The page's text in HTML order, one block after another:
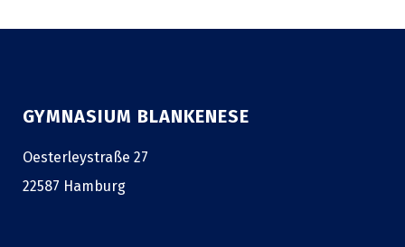
GYMNASIUM BLANKENESE
Oesterleystraße 27
22587 Hamburg